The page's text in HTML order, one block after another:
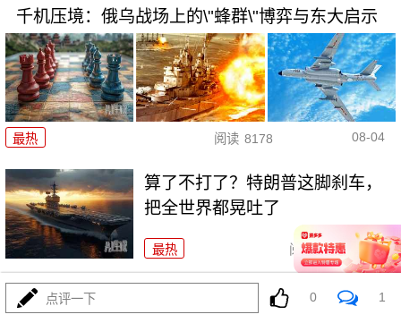
千机压境：俄乌战场上的\"蜂群\"博弈与东大启示
最热 阅读 8178 08-04
算了不打了？特朗普这脚刹车，
把全世界都晃吐了
最热 阅读 15330
一张图让印度陷入死寂，五枚金牌背后的终极真相
点评一下 0 1